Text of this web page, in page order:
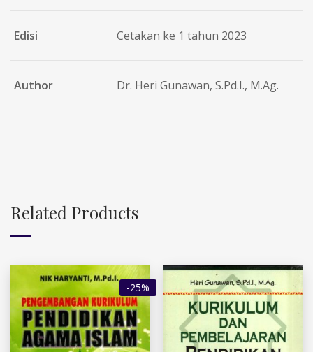
Edisi Cetakan ke 1 tahun 2023
Author Dr. Heri Gunawan, S.Pd.I., M.Ag.
Related Products
-25%